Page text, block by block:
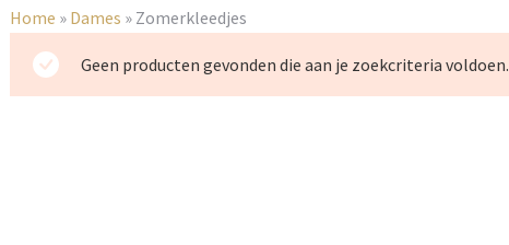
Home » Dames » Zomerkleedjes
Geen producten gevonden die aan je zoekcriteria voldoen.